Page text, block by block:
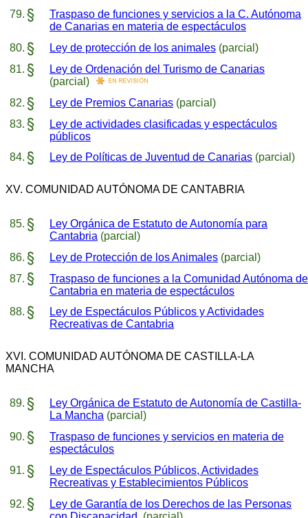
Traspaso de funciones y servicios a la C. Autónoma
de Canarias en materia de espectáculos
Ley de protección de los animales (parcial)
Ley de Ordenación del Turismo de Canarias
(parcial)
Ley de Premios Canarias (parcial)
Ley de actividades clasificadas y espectáculos
públicos
Ley de Políticas de Juventud de Canarias (parcial)
XV. COMUNIDAD AUTÓNOMA DE CANTABRIA
Ley Orgánica de Estatuto de Autonomía para
Cantabria (parcial)
Ley de Protección de los Animales (parcial)
Traspaso de funciones a la Comunidad Autónoma de
Cantabria en materia de espectáculos
Ley de Espectáculos Públicos y Actividades
Recreativas de Cantabria
XVI. COMUNIDAD AUTÓNOMA DE CASTILLA-LA
MANCHA
Ley Orgánica de Estatuto de Autonomía de Castilla-
La Mancha (parcial)
Traspaso de funciones y servicios en materia de
espectáculos
Ley de Espectáculos Públicos, Actividades
Recreativas y Establecimientos Públicos
Ley de Garantía de los Derechos de las Personas